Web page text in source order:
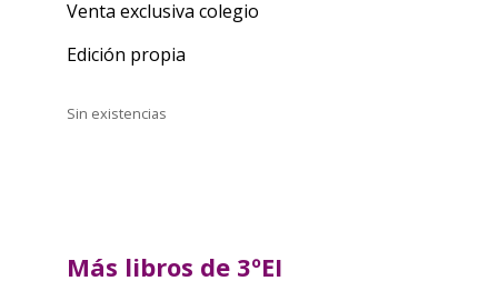
Venta exclusiva colegio
Edición propia
Sin existencias
Más libros de 3ºEI